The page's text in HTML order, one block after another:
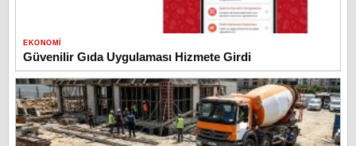
EKONOMI
Güvenilir Gıda Uygulaması Hizmete Girdi